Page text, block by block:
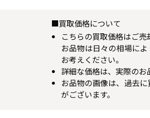
■買取価格について
こちらの買取価格はご
お品物は日々の相場に
お考えください。
詳細な価格は、実際の
お品物の画像は、過去
がございます。